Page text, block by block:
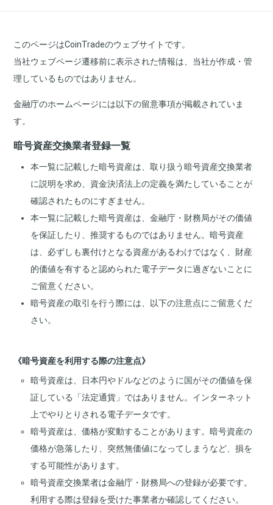
このページはCoinTradeのウェブサイトです。
当社ウェブページ遷移前に表示された情報は、当社が作成・管
理しているものではありません。
金融庁のホームページには以下の留意事項が掲載されていま
す。
暗号資産交換業者登録一覧
本一覧に記載した暗号資産は、取り扱う暗号資産交換業者
に説明を求め、資金決済法上の定義を満たしていることが
確認されたものにすぎません。
本一覧に記載した暗号資産は、金融庁・財務局がその価値
を保証したり、推奨するものではありません。暗号資産
は、必ずしも裏付けとなる資産があるわけではなく、財産
的価値を有すると認められた電子データに過ぎないことに
ご留意ください。
暗号資産の取引を行う際には、以下の注意点にご留意くだ
さい。
《暗号資産を利用する際の注意点》
暗号資産は、日本円やドルなどのように国がその価値を保
証している「法定通貨」ではありません。インターネット
上でやりとりされる電子データです。
暗号資産は、価格が変動することがあります。暗号資産の
価格が急落したり、突然無価値になってしまうなど、損を
する可能性があります。
暗号資産交換業者は金融庁・財務局への登録が必要です。
利用する際は登録を受けた事業者か確認してください。